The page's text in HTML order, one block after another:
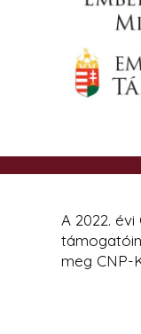
A 2022.
meg CNP-